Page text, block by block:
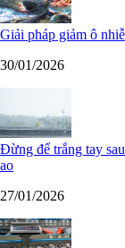
Giải pháp giảm ô
30/01/2026
Đừng để trắng tay
ao
27/01/2026